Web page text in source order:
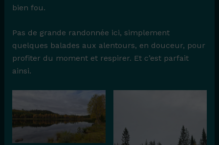
bien fou.
Pas de grande randonnée ici, simplement
quelques balades aux alentours, en douceur, pour
profiter du moment et respirer. Et c’est parfait
ainsi.